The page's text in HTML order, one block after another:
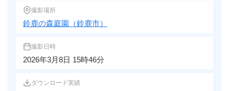
撮影場所
鈴鹿の森庭園（鈴鹿市）
撮影日時
2026年3月8日 15時46分
ダウンロード実績